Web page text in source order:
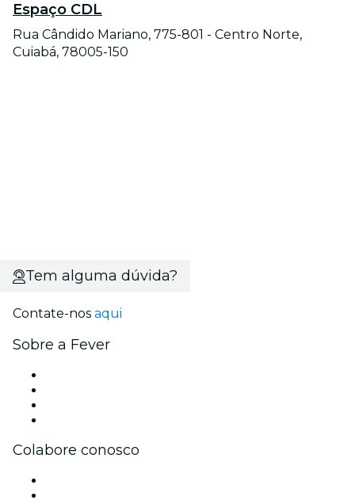
Espaço CDL
Rua Cândido Mariano, 775-801 - Centro Norte,
Cuiabá, 78005-150
Tem alguma dúvida?
Contate-nos aqui
Sobre a Fever
Colabore conosco